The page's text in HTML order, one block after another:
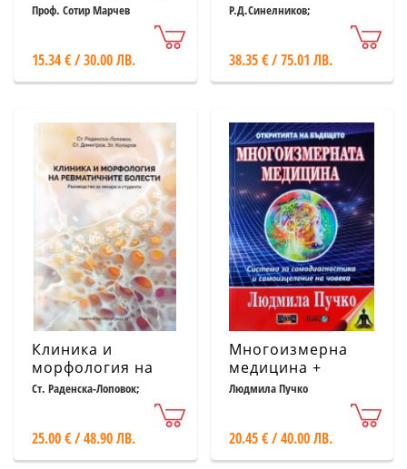
Проф. Сотир Марчев
15.34 € / 30.00 ЛВ.
човека Т.1:
Миология
Р.Д.Синелников;
Я.Р.Синелников;А.Я.Синелников
38.35 € / 75.01 ЛВ.
Клиника и
морфология на
ревматичните
лекари и студенти
Ст. Раденска-Лоповок;
Ст.Димитров; Зл. Коларов
25.00 € / 48.90 ЛВ.
Многоизмерна
медицина +
Приложение.
самодиагностика
и самоизцеление
на човека
Людмила Пучко
20.45 € / 40.00 ЛВ.